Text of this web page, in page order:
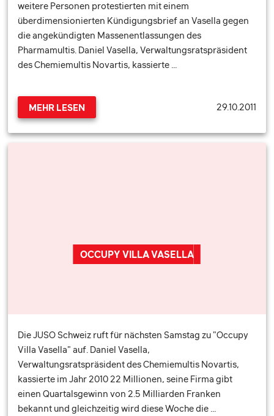
weitere Personen protestierten mit einem
überdimensionierten Kündigungsbrief an Vasella gegen
die angekündigten Massenentlassungen des
Pharmamultis. Daniel Vasella, Verwaltungsratspräsident
des Chemiemultis Novartis, kassierte …
MEHR LESEN 29.10.2011
OCCUPY VILLA VASELLA
Die JUSO Schweiz ruft für nächsten Samstag zu "Occupy
Villa Vasella" auf. Daniel Vasella,
Verwaltungsratspräsident des Chemiemultis Novartis,
kassierte im Jahr 2010 22 Millionen, seine Firma gibt
einen Quartalsgewinn von 2.5 Milliarden Franken
bekannt und gleichzeitig wird diese Woche die …